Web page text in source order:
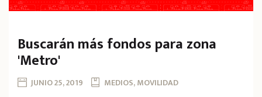
Buscarán más fondos para zona
'Metro'
JUNIO 25, 2019 MEDIOS, MOVILIDAD